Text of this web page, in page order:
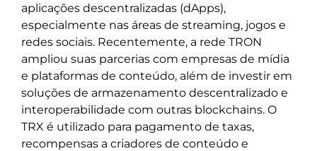
aplicações descentralizadas (dApps),
especialmente nas áreas de streaming, jogos e
redes sociais. Recentemente, a rede TRON
ampliou suas parcerias com empresas de mídia
e plataformas de conteúdo, além de investir em
soluções de armazenamento descentralizado e
interoperabilidade com outras blockchains. O
TRX é utilizado para pagamento de taxas,
recompensas a criadores de conteúdo e